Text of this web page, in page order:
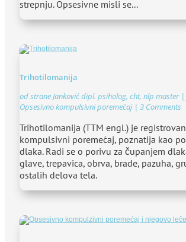
strepnju. Opsesivne misli se...
Trihotilomanija
od straneJanković dipl. psiholog, cht, nlp master|
Opsesivno kompulsivni poremećaj| 3 Comments
Trihotilomanija (TTM engl.) je
kompulsivni poremećaj, poznatija kao
dlaka. Radi se o porivu za čupanjem
glave, trepavica, obrva, brade, pazuha,
ostalih delova tela.